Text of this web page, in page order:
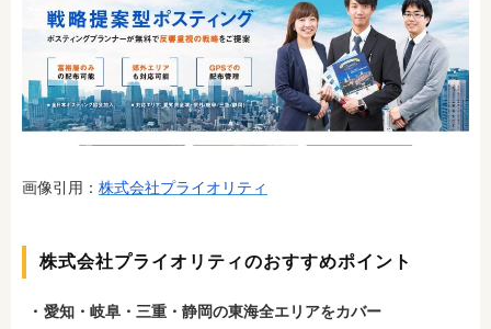
画像引用： 株式会社プライオリティ
株式会社プライオリティのおすすめポイント
愛知・岐阜・三重・静岡の東海全エリアをカバー